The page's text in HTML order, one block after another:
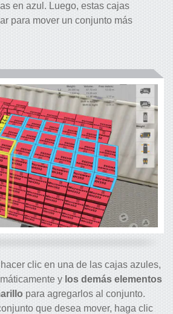
en azul. Luego, estas cajas
para mover un conjunto más
clic en una de las cajas azules,
y los demás elementos
para agregarlos al conjunto.
que desea mover, haga clic